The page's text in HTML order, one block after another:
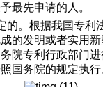
最先申请的人。
的。根据我国专利
的发明或者实用新
院专利行政部门
国务院的规定执行